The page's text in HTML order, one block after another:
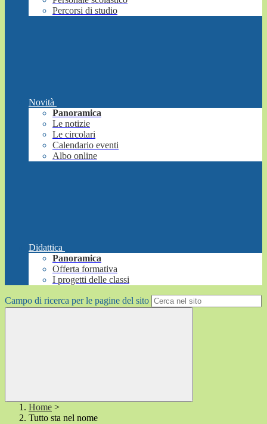
Percorsi di studio
Novità
Panoramica
Le notizie
Le circolari
Calendario eventi
Albo online
Didattica
Panoramica
Offerta formativa
I progetti delle classi
Campo di ricerca per le pagine del sito
Home >
Tutto sta nel nome